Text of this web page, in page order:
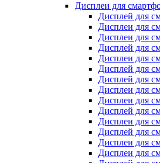
Дисплеи для
Дисплей для
Дисплеи для
Дисплеи для
Дисплей для
Дисплеи для
Дисплей для
Дисплей для
Дисплеи для
Дисплеи для
Дисплей для
Дисплеи для
Дисплей для
Дисплеи для
Дисплеи для